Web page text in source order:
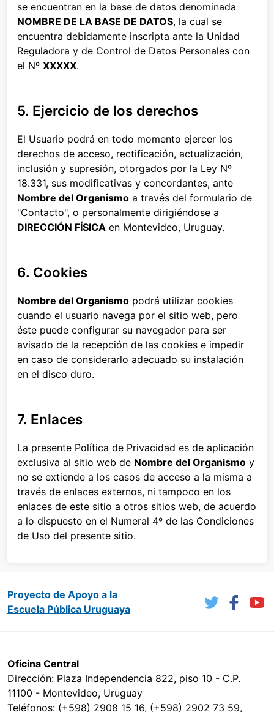
se encuentran en la base de datos denominada
NOMBRE DE LA BASE DE DATOS, la cual se
encuentra debidamente inscripta ante la Unidad
Reguladora y de Control de Datos Personales con
el Nº XXXXX.
5. Ejercicio de los derechos
El Usuario podrá en todo momento ejercer los
derechos de acceso, rectificación, actualización,
inclusión y supresión, otorgados por la Ley Nº
18.331, sus modificativas y concordantes, ante
Nombre del Organismo a través del formulario de
"Contacto", o personalmente dirigiéndose a
DIRECCIÓN FÍSICA en Montevideo, Uruguay.
6. Cookies
Nombre del Organismo podrá utilizar cookies
cuando el usuario navega por el sitio web, pero
éste puede configurar su navegador para ser
avisado de la recepción de las cookies e impedir
en caso de considerarlo adecuado su instalación
en el disco duro.
7. Enlaces
La presente Política de Privacidad es de aplicación
exclusiva al sitio web de Nombre del Organismo y
no se extiende a los casos de acceso a la misma a
través de enlaces externos, ni tampoco en los
enlaces de este sitio a otros sitios web, de acuerdo
a lo dispuesto en el Numeral 4º de las Condiciones
de Uso del presente sitio.
Proyecto de Apoyo a la
Escuela Pública Uruguaya
Oficina Central
Dirección: Plaza Independencia 822, piso 10 - C.P.
11100 - Montevideo, Uruguay
Teléfonos: (+598) 2908 15 16, (+598) 2902 73 59,